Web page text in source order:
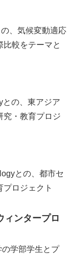
、気候変動適応
較をテーマと
との、東アジア
究・教育プロジ
との、都市セ
ロジェクト
ィンタープロ
学部学生とプ